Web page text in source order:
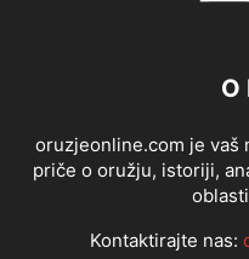
O
oruzjeonline.com je vaš
priče o oružju, istoriji,
Kontaktirajte nas: